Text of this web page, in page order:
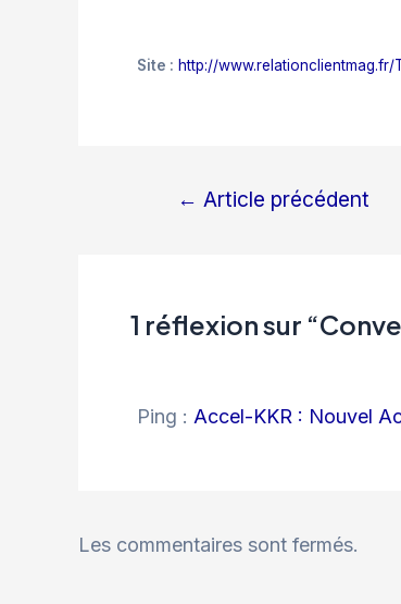
Site : http://
Navigation
← Article précédent
1 réflexion sur
Ping : Accel-KKR : Nouvel
Les commentaires sont fermés.